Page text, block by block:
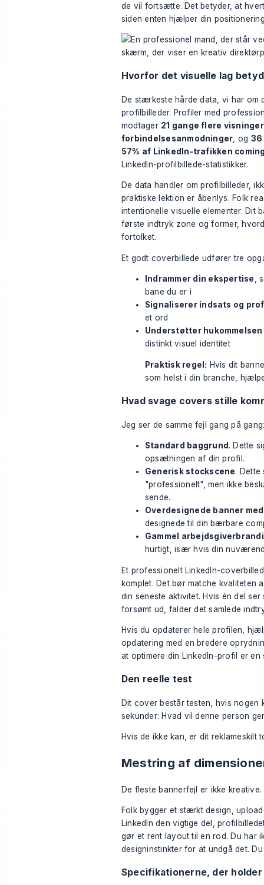
de vil fortsætte. Det betyder, at
siden enten hjælper din
Hvorfor det visuelle lag
De stærkeste hårde data, vi har om
profilbilleder. Profiler med
modtager 21 gange flere visninger
forbindelsesanmodninger , og 36
57% af LinkedIn-trafikken
LinkedIn-profilbillede-statistikker.
De data handler om profilbilleder,
praktiske lektion er åbenlys. Folk
intentionelle visuelle elementer. Dit
første indtryk zone og former,
fortolket.
Et godt coverbillede udfører tre
Indrammer din ekspertise,
bane du er i
Signaliserer indsats og
et ord
Understøtter hukommelsen
distinkt visuel identitet
Praktisk regel: Hvis dit
som helst i din branche,
Hvad svage covers stille
Jeg ser de samme fejl gang på
Standard baggrund . Dette
opsætningen af din profil.
Generisk stockscene. Dette
"professionelt", men ikke
sende.
Overdesignede banner
designede til din bærbare
Gammel
hurtigt, især hvis din
Et professionelt LinkedIn-
komplet. Det bør matche
din seneste aktivitet. Hvis én del
forsømt ud, falder det samlede
Hvis du opdaterer hele profilen,
opdatering med en bredere
at optimere din LinkedIn-profil er en
Den reelle test
Dit cover består testen, hvis nogen
sekunder: Hvad vil denne person
Hvis de ikke kan, er dit reklameskilt
Mestring af
De fleste bannerfejl er ikke kreative.
Folk bygger et stærkt design,
LinkedIn den vigtige del,
gør et rent layout til en rod. Du har
designinstinkter for at undgå det.
Specifikationerne, der